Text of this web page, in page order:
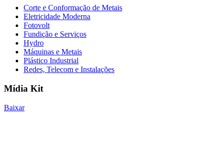
Corte e Conformação de Metais
Eletricidade Moderna
Fotovolt
Fundição e Serviços
Hydro
Máquinas e Metais
Plástico Industrial
Redes, Telecom e Instalações
Mídia Kit
Baixar